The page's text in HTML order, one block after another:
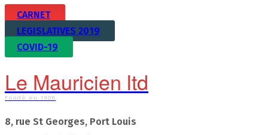
CARNET
LEGISLATIVES 2019
COVID-19
Le Mauricien ltd
Fondé en 1908
8, rue St Georges, Port Louis